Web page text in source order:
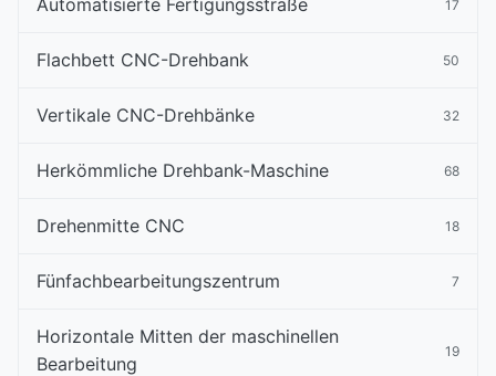
Automatisierte Fertigungsstraße 17
Flachbett CNC-Drehbank 50
Vertikale CNC-Drehbänke 32
Herkömmliche Drehbank-Maschine 68
Drehenmitte CNC 18
Fünfachbearbeitungszentrum 7
Horizontale Mitten der maschinellen
Bearbeitung
19